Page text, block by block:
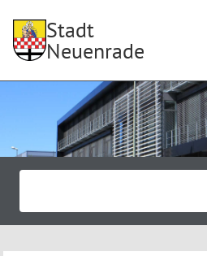
Stadt
Neuenrade